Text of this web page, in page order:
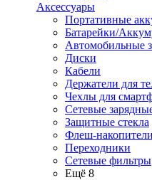
Аксессуары
Портативные
Батарейки/
Автомобильные
Диски
Кабели
Держатели для
Чехлы для
Сетевые
Защитные стекла
Флеш-
Переходники
Сетевые фильтры
Ещё 8